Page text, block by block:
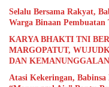
Selalu Bersama Rakyat,
Warga Binaan Pembuatan
KARYA BHAKTI TNI
MARGOPATUT,
DAN
Atasi Kekeringan,